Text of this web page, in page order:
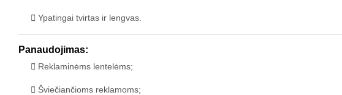
Ypatingai tvirtas ir lengvas.
Panaudojimas:
Reklaminėms lentelėms;
Šviečiančioms reklamoms;